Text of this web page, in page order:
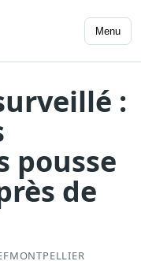
Menu
:
pousse
de